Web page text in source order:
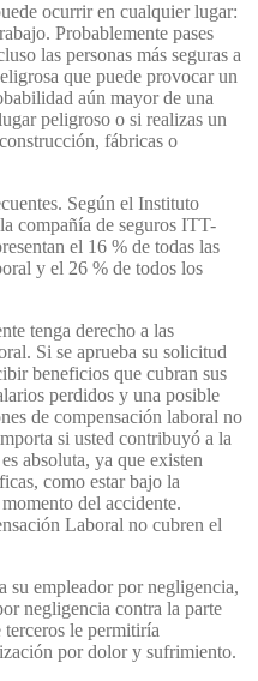
ocurrir en cualquier lugar:
Probablemente pases
las personas más seguras a
que puede provocar un
aún mayor de una
peligroso o si realizas un
fábricas o
Según el Instituto
compañía de seguros ITT-
el 16 % de todas las
y el 26 % de todos los
tenga derecho a las
Si se aprueba su solicitud
beneficios que cubran sus
perdidos y una posible
de compensación laboral no
si usted contribuyó a la
absoluta, ya que existen
como estar bajo la
del accidente.
Laboral no cubren el
su empleador por negligencia,
negligencia contra la parte
le permitiría
por dolor y sufrimiento.